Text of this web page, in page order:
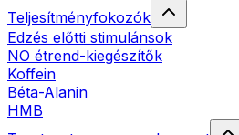
Teljesítményfokozók
Edzés előtti stimulánsok
NO étrend-kiegészítők
Koffein
Béta-Alanin
HMB